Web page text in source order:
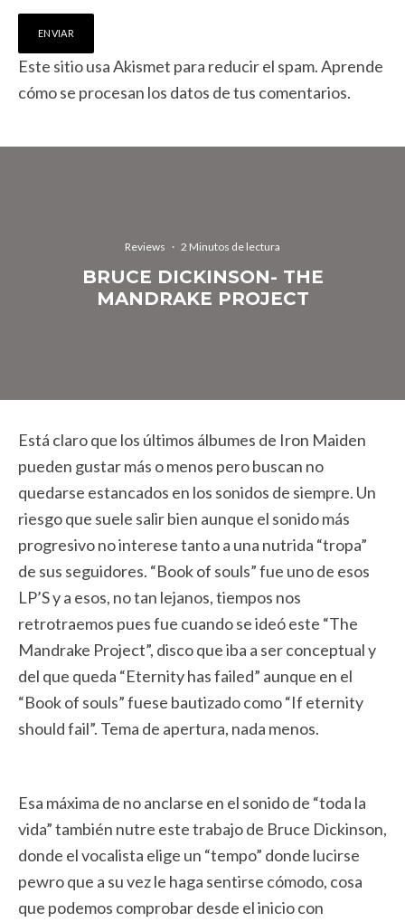
Este sitio usa Akismet para reducir el spam.Aprende
cómo se procesan los datos de tus comentarios.
Reviews · 2 Minutos de lectura
BRUCE DICKINSON- THE
MANDRAKE PROJECT
Está claro que los últimos álbumes de Iron Maiden
pueden gustar más o menos pero buscan no
quedarse estancados en los sonidos de siempre. Un
riesgo que suele salir bien aunque el sonido más
progresivo no interese tanto a una nutrida “tropa”
de sus seguidores. “Book of souls” fue uno de esos
LP’S y a esos, no tan lejanos, tiempos nos
retrotraemos pues fue cuando se ideó este “The
Mandrake Project”, disco que iba a ser conceptual y
del que queda “Eternity has failed” aunque en el
“Book of souls” fuese bautizado como “If eternity
should fail”. Tema de apertura, nada menos.
Esa máxima de no anclarse en el sonido de “toda la
vida” también nutre este trabajo de Bruce Dickinson,
donde el vocalista elige un “tempo” donde lucirse
pewro que a su vez le haga sentirse cómodo, cosa
que podemos comprobar desde el inicio con